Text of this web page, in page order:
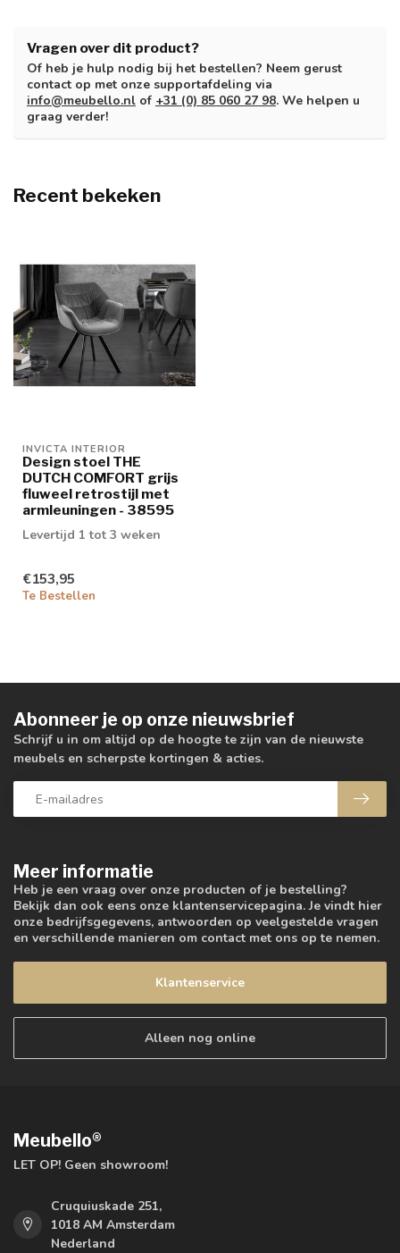
Vragen over dit product?
Of heb je hulp nodig bij het bestellen? Neem gerust
contact op met onze supportafdeling via
info@meubello.nl of +31 (0) 85 060 27 98. We helpen u
graag verder!
Recent bekeken
INVICTA INTERIOR
Design stoel THE
DUTCH COMFORT grijs
fluweel retrostijl met
armleuningen - 38595
Levertijd 1 tot 3 weken
€153,95
Te Bestellen
Meer informatie
Heb je een vraag over onze producten of je bestelling?
Bekijk dan ook eens onze klantenservicepagina. Je vindt hier
onze bedrijfsgegevens, antwoorden op veelgestelde vragen
en verschillende manieren om contact met ons op te nemen.
Klantenservice
Alleen nog online
Abonneer je op onze nieuwsbrief
Schrijf u in om altijd op de hoogte te zijn van de nieuwste
meubels en scherpste kortingen & acties.
Meubello®
LET OP! Geen showroom!
Cruquiuskade 251,
1018 AM Amsterdam
Nederland